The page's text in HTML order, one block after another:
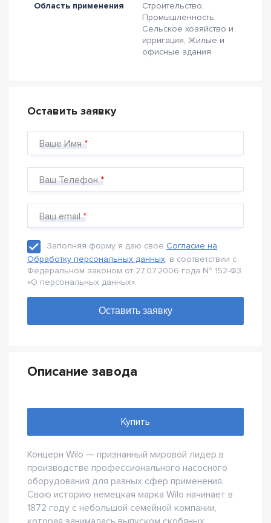
Область применения
Строительство,
Промышленность,
Сельское хозяйство и
ирригация, Жилые и
офисные здания
Оставить заявку
Ваше Имя
Ваш Телефон
Ваш email
Заполняя форму я даю своё Согласие на
Обработку персональных данных, в соответствии с
Федеральном законом от 27.07.2006 года № 152-Ф3
«О персональных данных».
Описание завода
Купить
Концерн Wilo — признанный мировой лидер в
производстве профессионального насосного
оборудования для разных сфер применения.
Свою историю немецкая марка Wilo начинает в
1872 году с небольшой семейной компании,